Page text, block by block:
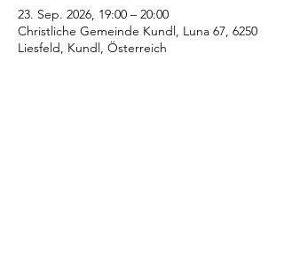
23. Sep. 2026, 19:00 – 20:00
Christliche Gemeinde Kundl, Luna 67, 6250
Liesfeld, Kundl, Österreich